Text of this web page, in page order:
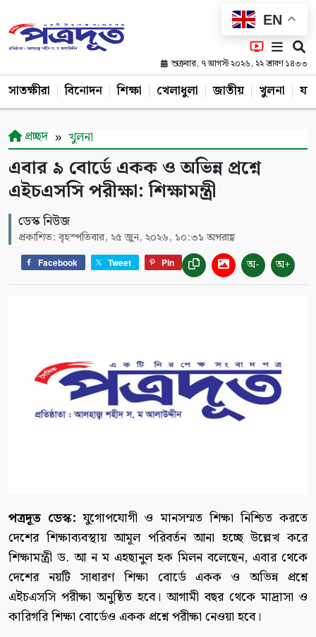
EN
শুক্রবার, ৭ আগস্ট ২০২৬, ২২ শ্রাবণ ১৪৩৩
সাতক্ষীরা বিনোদন শিক্ষা খেলাধুলা জাতীয় খুলনা
প্রচ্ছদ খুলনা
এবার ৯ বোর্ডে একক ও অভিন্ন প্রশ্নে
এইচএসসি পরীক্ষা: শিক্ষামন্ত্রী
ডেস্ক নিউজ
প্রকাশিত: বৃহস্পতিবার, ২৫ জুন, ২০২৬, ১০:৩১ অপরাহ্ণ
Facebook Tweet Pin অ- অ+
পত্রদূত ডেস্ক: যুগোপযোগী ও মানসম্মত শিক্ষা নিশ্চিত করতে
দেশের শিক্ষাব্যবস্থায় আমূল পরিবর্তন আনা হচ্ছে উল্লেখ করে
শিক্ষামন্ত্রী ড. আ ন ম এহছানুল হক মিলন বলেছেন, এবার থেকে
দেশের নয়টি সাধারণ শিক্ষা বোর্ডে একক ও অভিন্ন প্রশ্নে
এইচএসসি পরীক্ষা অনুষ্ঠিত হবে। আগামী বছর থেকে মাদ্রাসা ও
কারিগরি শিক্ষা বোর্ডেও একক প্রশ্নে পরীক্ষা নেওয়া হবে।